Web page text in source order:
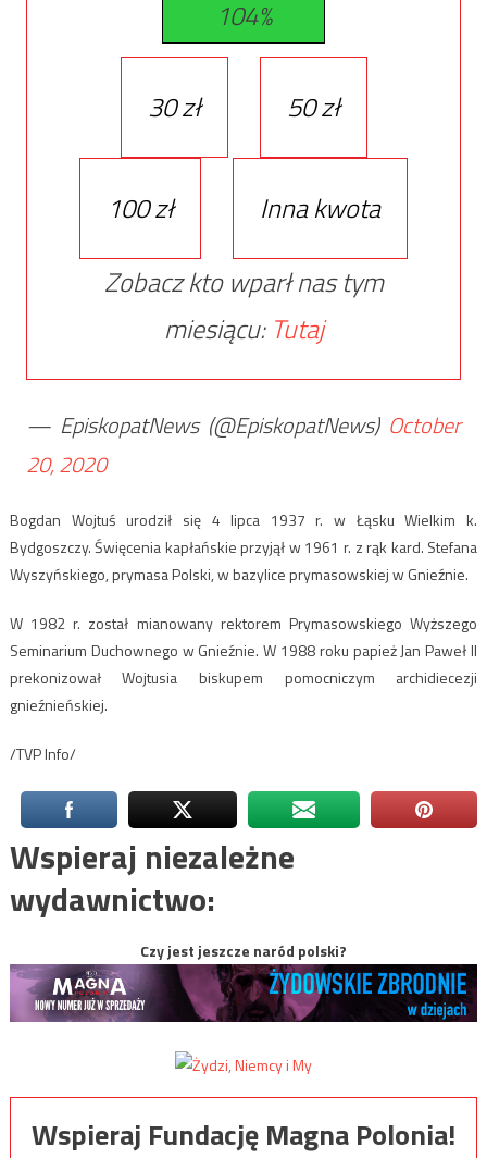
104%
30 zł 50 zł
100 zł
Inna kwota
Zobacz kto wparł nas tym
miesiącu: Tutaj
— EpiskopatNews (@EpiskopatNews) October
20, 2020
Bogdan Wojtuś urodził się 4 lipca 1937 r. w Łąsku Wielkim k.
Bydgoszczy. Święcenia kapłańskie przyjął w 1961 r. z rąk kard. Stefana
Wyszyńskiego, prymasa Polski, w bazylice prymasowskiej w Gnieźnie.
W 1982 r. został mianowany rektorem Prymasowskiego Wyższego
Seminarium Duchownego w Gnieźnie. W 1988 roku papież Jan Paweł II
prekonizował Wojtusia biskupem pomocniczym archidiecezji
gnieźnieńskiej.
/TVP Info/
Wspieraj niezależne
wydawnictwo:
Czy jest jeszcze naród polski?
Wspieraj Fundację Magna Polonia!